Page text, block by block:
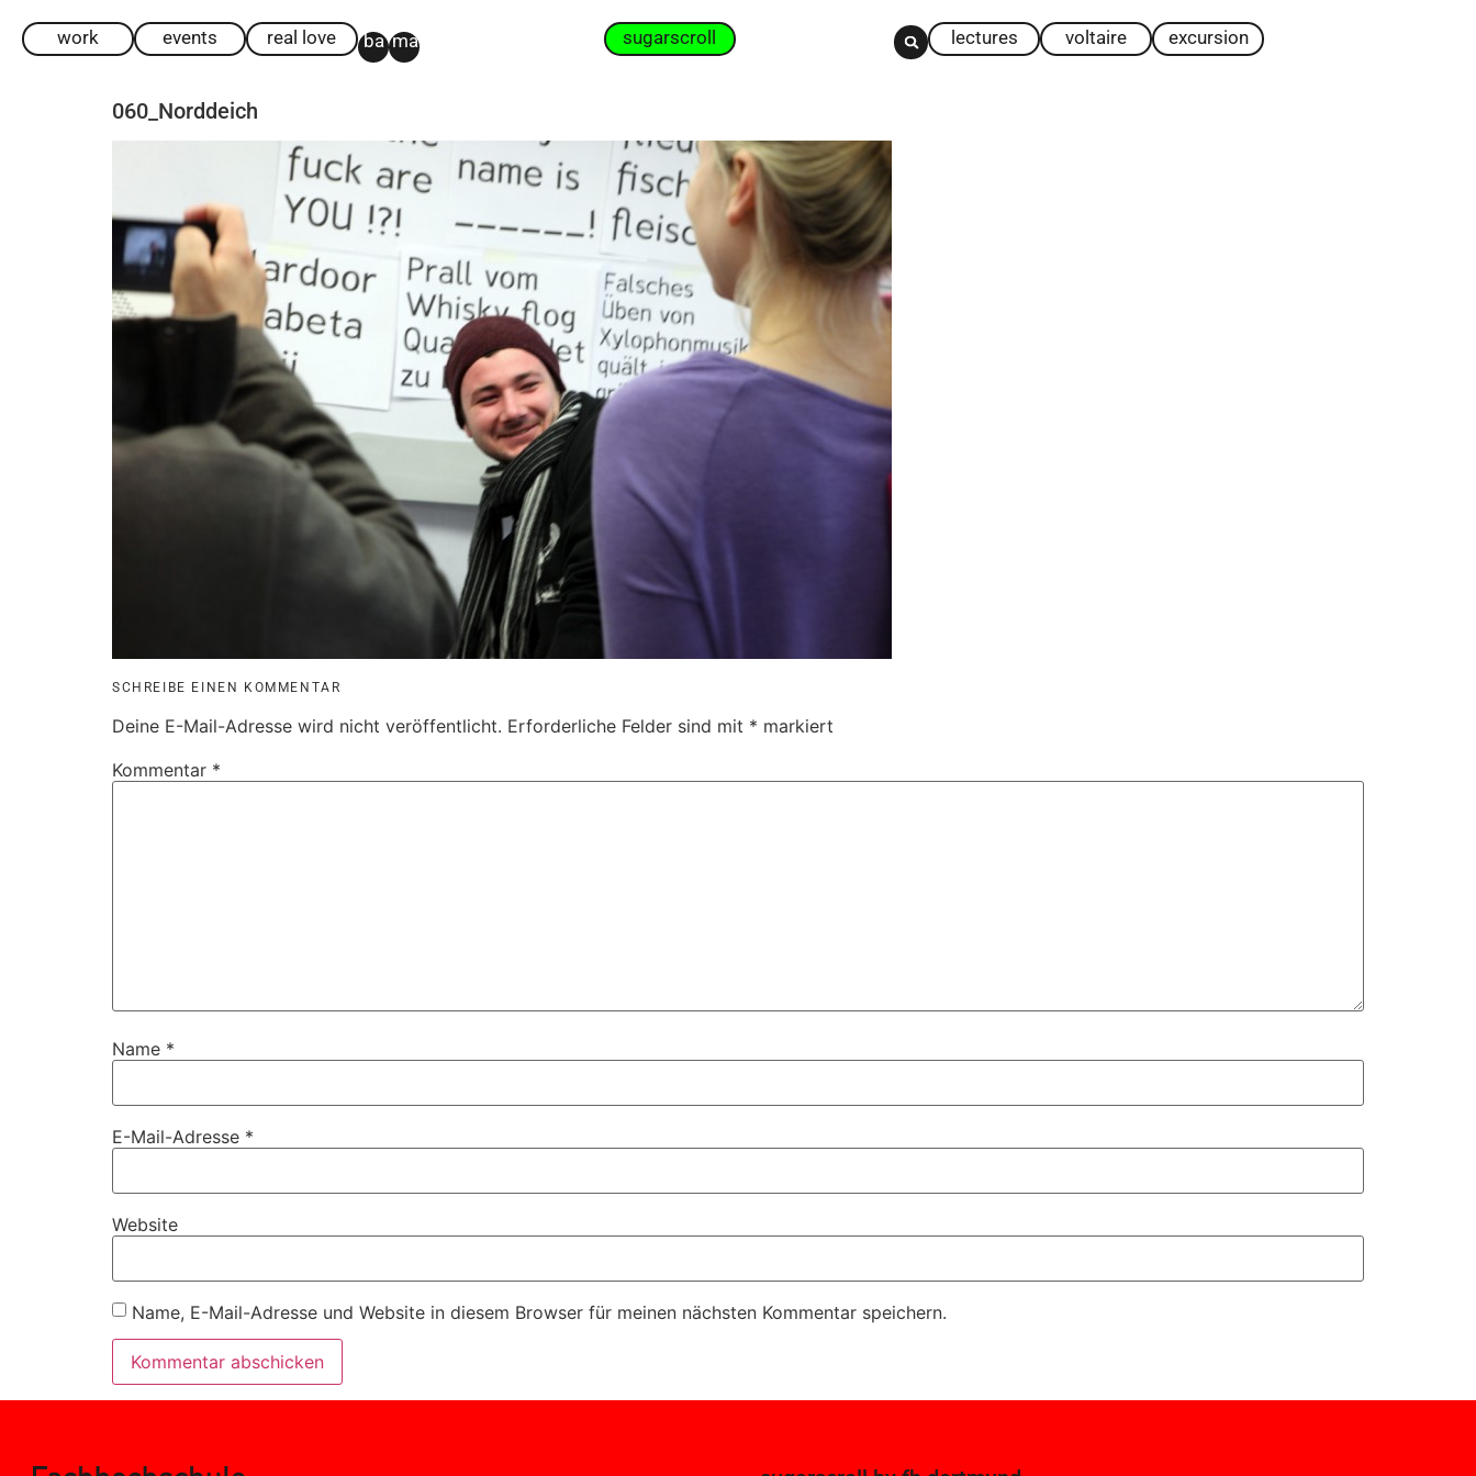
work events real love ba ma sugarscroll lectures voltaire excursion
060_Norddeich
SCHREIBE EINEN KOMMENTAR
Deine E-Mail-Adresse wird nicht veröffentlicht. Erforderliche Felder sind mit * markiert
Kommentar *
Name *
E-Mail-Adresse *
Website
Name, E-Mail-Adresse und Website in diesem Browser für meinen nächsten Kommentar speichern.